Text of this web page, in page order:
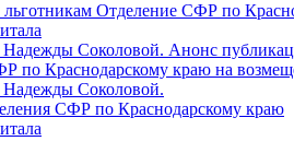
Отделение СФР по
Надежды Соколовой. Анонс
по Краснодарскому краю на
Надежды Соколовой.
СФР по Краснодарскому краю